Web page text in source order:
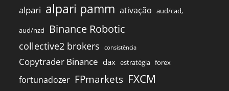
alpari alpari pamm ativação aud/cad,
aud/nzd Binance Robotic
collective2 brokers consistência
Copytrader Binance dax estratégia forex
fortunadozer FPmarkets FXCM